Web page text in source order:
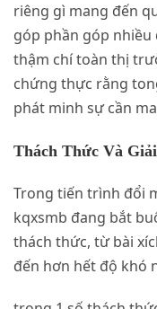
riêng gì mang đến
góp phần góp nhiều
thậm chí toàn thị
chứng thực rằng
phát minh sự cần
Thách Thức Và
Trong tiến trình đổi
kqxsmb đang bắt
thách thức, từ bài
đến hơn hết độ khó